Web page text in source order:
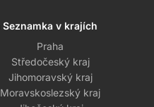
Seznamka v krajích
Praha
Středočeský kraj
Jihomoravský kraj
Moravskoslezský kraj